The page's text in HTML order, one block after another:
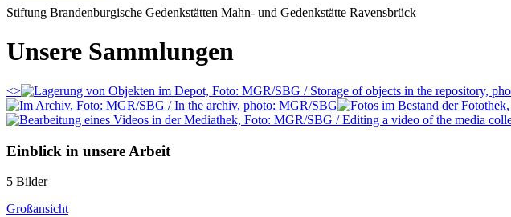
Stiftung Brandenburgische Gedenkstätten Mahn‑ und Gedenkstätte Ravensbrück
Unsere Sammlungen
<>
Einblick in unsere Arbeit
5 Bilder
Großansicht